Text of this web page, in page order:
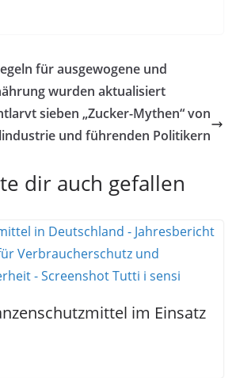
für ausgewogene und
wurden aktualisiert
sieben „Zucker-Mythen“ von
und führenden Politikern
dir auch gefallen
im Einsatz